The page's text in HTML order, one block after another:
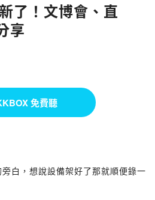
了！文博會、直
享
免費聽
白，想說設備架好了那就順便錄一